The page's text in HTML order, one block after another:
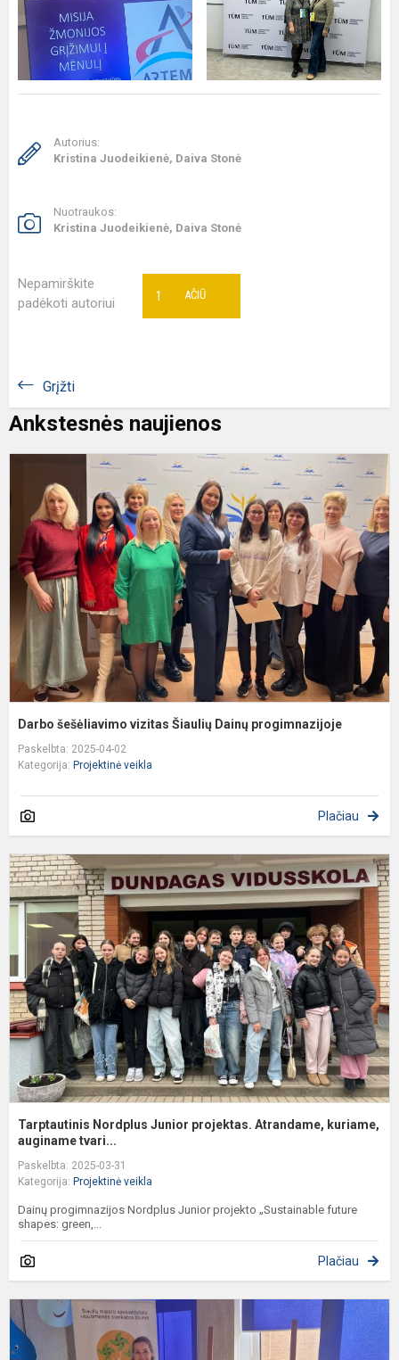
Autorius:
Kristina Juodeikienė, Daiva Stonė
Nuotraukos:
Kristina Juodeikienė, Daiva Stonė
Nepamirškite
padėkoti autoriui
AČIŪ
1
Grįžti
Ankstesnės naujienos
Darbo šešėliavimo vizitas Šiaulių Dainų progimnazijoje
Paskelbta: 2025-04-02
Kategorija: Projektinė veikla
Plačiau
Tarptautinis Nordplus Junior projektas. Atrandame, kuriame,
auginame tvari...
Paskelbta: 2025-03-31
Kategorija: Projektinė veikla
Dainų progimnazijos Nordplus Junior projekto „Sustainable future
shapes: green,...
Plačiau